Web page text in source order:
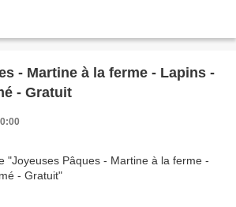
- Martine à la ferme - Lapins -
- Gratuit